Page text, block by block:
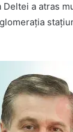
Deltei a atras